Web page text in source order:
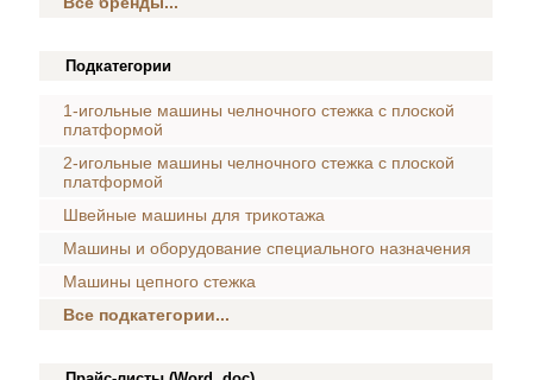
Подкатегории
1-игольные машины челночного стежка с плоской
платформой
2-игольные машины челночного стежка с плоской
платформой
Швейные машины для трикотажа
Машины и оборудование специального назначения
Машины цепного стежка
Все подкатегории...